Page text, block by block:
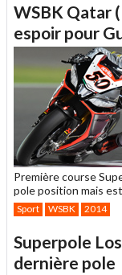
WSBK Qatar
espoir pour
Première course
pole position mais
Sport WSBK 2014
Superpole
dernière pole